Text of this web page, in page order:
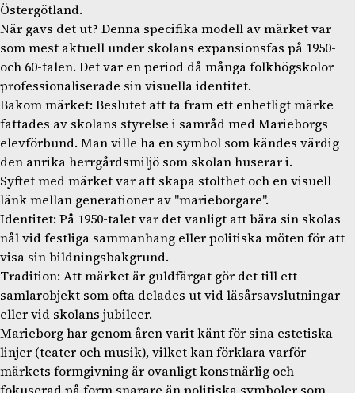
Östergötland.
När gavs det ut? Denna specifika modell av märket var
som mest aktuell under skolans expansionsfas på 1950-
och 60-talen. Det var en period då många folkhögskolor
professionaliserade sin visuella identitet.
Bakom märket: Beslutet att ta fram ett enhetligt märke
fattades av skolans styrelse i samråd med Marieborgs
elevförbund. Man ville ha en symbol som kändes värdig
den anrika herrgårdsmiljö som skolan huserar i.
Syftet med märket var att skapa stolthet och en visuell
länk mellan generationer av "marieborgare".
Identitet: På 1950-talet var det vanligt att bära sin skolas
nål vid festliga sammanhang eller politiska möten för att
visa sin bildningsbakgrund.
Tradition: Att märket är guldfärgat gör det till ett
samlarobjekt som ofta delades ut vid läsårsavslutningar
eller vid skolans jubileer.
Marieborg har genom åren varit känt för sina estetiska
linjer (teater och musik), vilket kan förklara varför
märkets formgivning är ovanligt konstnärlig och